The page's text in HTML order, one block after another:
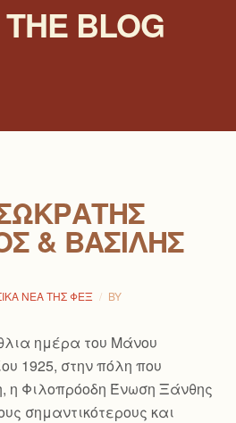
BLOG
& ΒΑΣΊΛΗΣ
ΝΈΑ ΤΗΣ ΦΕΞ BY
ημέρα του Μάνου
1925, στην πόλη που
η Φιλοπρόοδη Ένωση Ξάνθης
σημαντικότερους και